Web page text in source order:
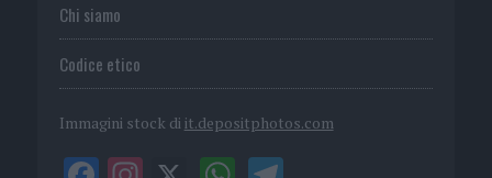
Chi siamo
Codice etico
Immagini stock di it.depositphotos.com